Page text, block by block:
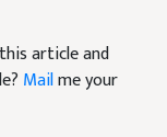
article and
Mailme your